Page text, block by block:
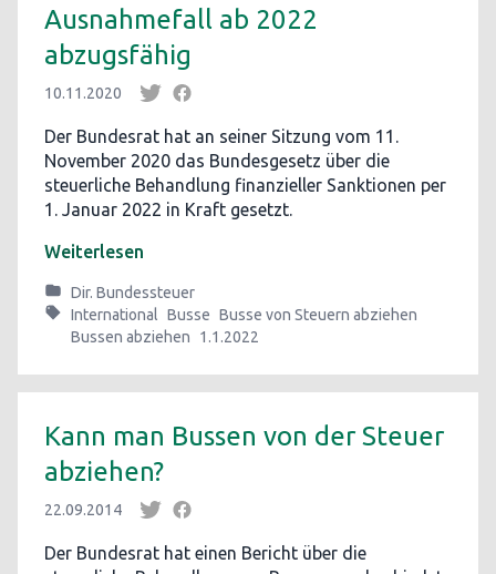
Ausnahmefall ab 2022
abzugsfähig
10.11.2020
Der Bundesrat hat an seiner Sitzung vom 11.
November 2020 das Bundesgesetz über die
steuerliche Behandlung finanzieller Sanktionen per
1. Januar 2022 in Kraft gesetzt.
Weiterlesen
Dir. Bundessteuer
International Busse Busse von Steuern abziehen
Bussen abziehen
1.1.2022
Kann man Bussen von der Steuer
abziehen?
22.09.2014
Der Bundesrat hat einen Bericht über die